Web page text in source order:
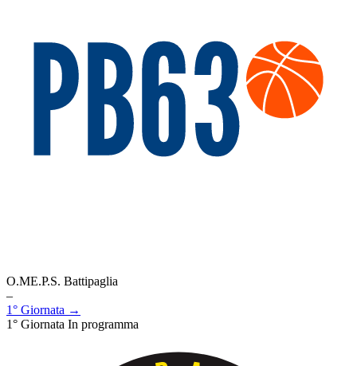
O.ME.P.S. Battipaglia
–
1° Giornata →
1° Giornata In programma